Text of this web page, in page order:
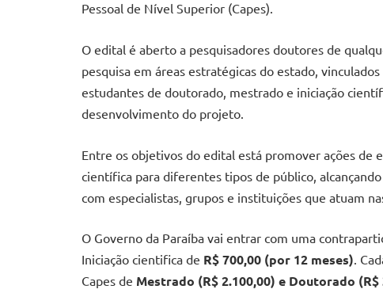
Pessoal de Nível Superior (Capes).
O edital é aberto a pesquisadores doutores de
pesquisa em áreas estratégicas do estado,
estudantes de doutorado, mestrado e iniciação
desenvolvimento do projeto.
Entre os objetivos do edital está promover ações de
científica para diferentes tipos de público,
com especialistas, grupos e instituições que atuam
O Governo da Paraíba vai entrar com uma
Iniciação cientifica de R$ 700,00 (por 12 meses).
Capes de Mestrado (R$ 2.100,00) e Doutorado (R$